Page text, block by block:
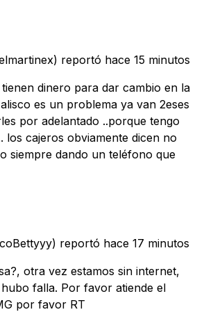
reportó hace 15 minutos
dinero para dar cambio en la
es un problema ya van 2eses
por adelantado ..porque tengo
los cajeros obviamente dicen no
siempre dando un teléfono que
reportó hace 17 minutos
otra vez estamos sin internet,
hubo falla. Por favor atiende el
por favor RT